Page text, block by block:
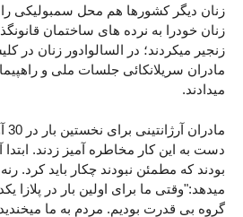
زنان دیگر کشورها هم محل سمبولیکی را
زنان خودرا به نرده های ساختمان
مادران سریلانکائی جلسات ملی و
میدادند.
بودند که مطمئن نبودند چکار باید کرد.
میدهد:"وقتی ما برای اولین بار در پلازا
گروه بی قدرت بودیم. مردم به ما